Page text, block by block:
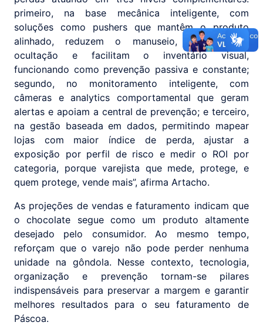
primeiro, na base mecânica inteligente, com
soluções como pushers que mantêm o produto
alinhado, reduzem o manuseio, dificultam a
ocultação e facilitam o inventário visual,
funcionando como prevenção passiva e constante;
segundo, no monitoramento inteligente, com
câmeras e analytics comportamental que geram
alertas e apoiam a central de prevenção; e terceiro,
na gestão baseada em dados, permitindo mapear
lojas com maior índice de perda, ajustar a
exposição por perfil de risco e medir o ROI por
categoria, porque varejista que mede, protege, e
quem protege, vende mais”, afirma Artacho.
As projeções de vendas e faturamento indicam que
o chocolate segue como um produto altamente
desejado pelo consumidor. Ao mesmo tempo,
reforçam que o varejo não pode perder nenhuma
unidade na gôndola. Nesse contexto, tecnologia,
organização e prevenção tornam-se pilares
indispensáveis para preservar a margem e garantir
melhores resultados para o seu faturamento de
Páscoa.